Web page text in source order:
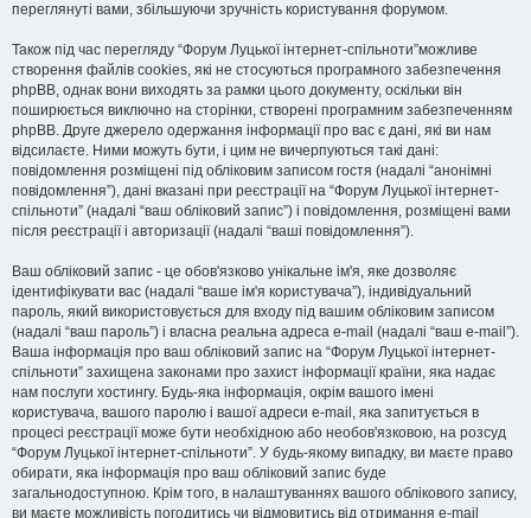
переглянуті вами, збільшуючи зручність користування форумом.
Також під час перегляду “Форум Луцької інтернет-спільноти”можливе
створення файлів cookies, які не стосуються програмного забезпечення
phpBB, однак вони виходять за рамки цього документу, оскільки він
поширюється виключно на сторінки, створені програмним забезпеченням
phpBB. Друге джерело одержання інформації про вас є дані, які ви нам
відсилаєте. Ними можуть бути, і цим не вичерпуються такі дані:
повідомлення розміщені під обліковим записом гостя (надалі “анонімні
повідомлення”), дані вказані при реєстрації на “Форум Луцької інтернет-
спільноти” (надалі “ваш обліковий запис”) і повідомлення, розміщені вами
після реєстрації і авторизації (надалі “ваші повідомлення”).
Ваш обліковий запис - це обов'язково унікальне ім'я, яке дозволяє
ідентифікувати вас (надалі “ваше ім'я користувача”), індивідуальний
пароль, який використовується для входу під вашим обліковим записом
(надалі “ваш пароль”) і власна реальна адреса e-mail (надалі “ваш e-mail”).
Ваша інформація про ваш обліковий запис на “Форум Луцької інтернет-
спільноти” захищена законами про захист інформації країни, яка надає
нам послуги хостингу. Будь-яка інформація, окрім вашого імені
користувача, вашого паролю і вашої адреси e-mail, яка запитується в
процесі реєстрації може бути необхідною або необов'язковою, на розсуд
“Форум Луцької інтернет-спільноти”. У будь-якому випадку, ви маєте право
обирати, яка інформація про ваш обліковий запис буде
загальнодоступною. Крім того, в налаштуваннях вашого облікового запису,
ви маєте можливість погодитись чи відмовитись від отримання e-mail